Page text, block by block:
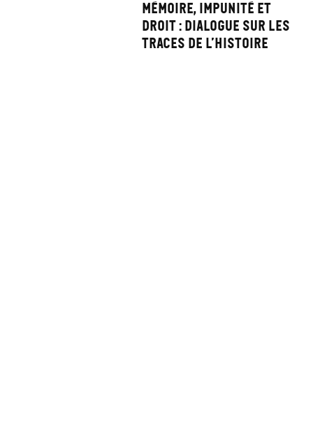
Mémoire, impunité et
droit : dialogue sur les
traces de l’histoire